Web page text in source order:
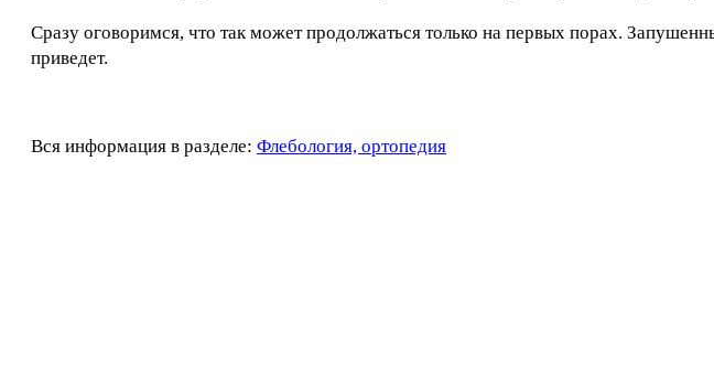
Сразу оговоримся, что так может продолжаться только на первых порах.
приведет.
Вся информация в разделе: Флебология, ортопедия